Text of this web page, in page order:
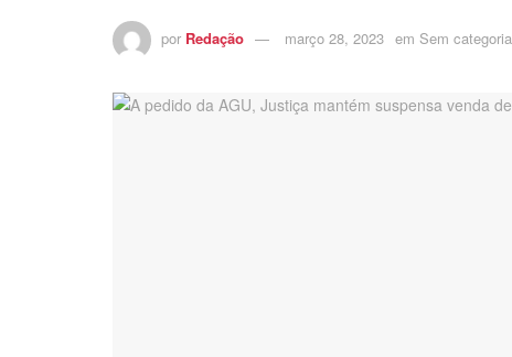
por Redação março 28, 2023 em Sem categoria